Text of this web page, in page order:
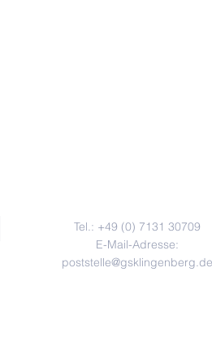
Tel.: +49 (0) 7131 30709
E-Mail-Adresse:
poststelle@gsklingenberg.de